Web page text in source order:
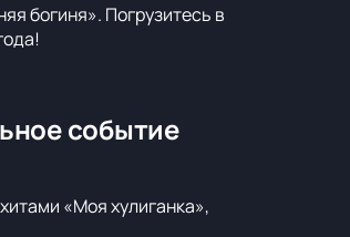
богиня». Погрузитесь в
событие
«Моя хулиганка»,